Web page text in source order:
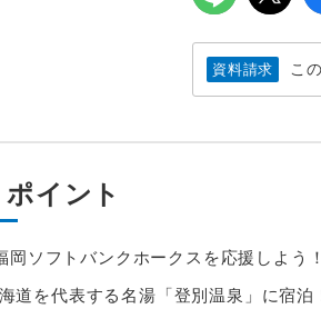
資料請求 こ
イント
ソフトバンクホークスを応援しよう！
を代表する名湯「登別温泉」に宿泊